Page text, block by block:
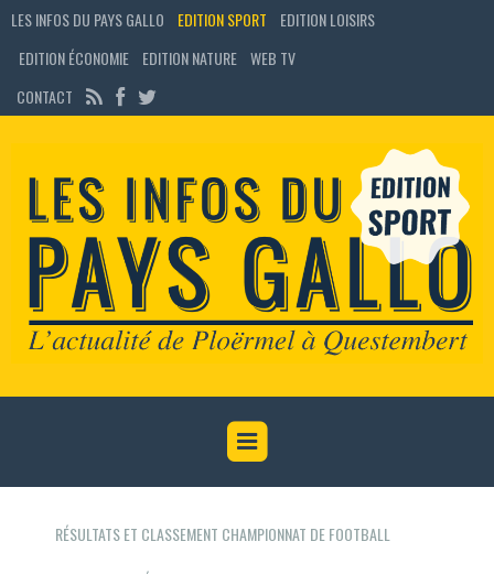
LES INFOS DU PAYS GALLO EDITION SPORT
EDITION LOISIRS
EDITION ÉCONOMIE
EDITION NATURE WEB TV
CONTACT
RÉSULTATS ET CLASSEMENT CHAMPIONNAT DE FOOTBALL